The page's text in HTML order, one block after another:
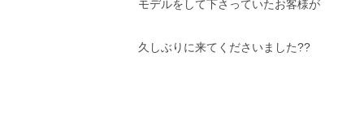
モデルをして下さっていたお客様が
久しぶりに来てくださいました??